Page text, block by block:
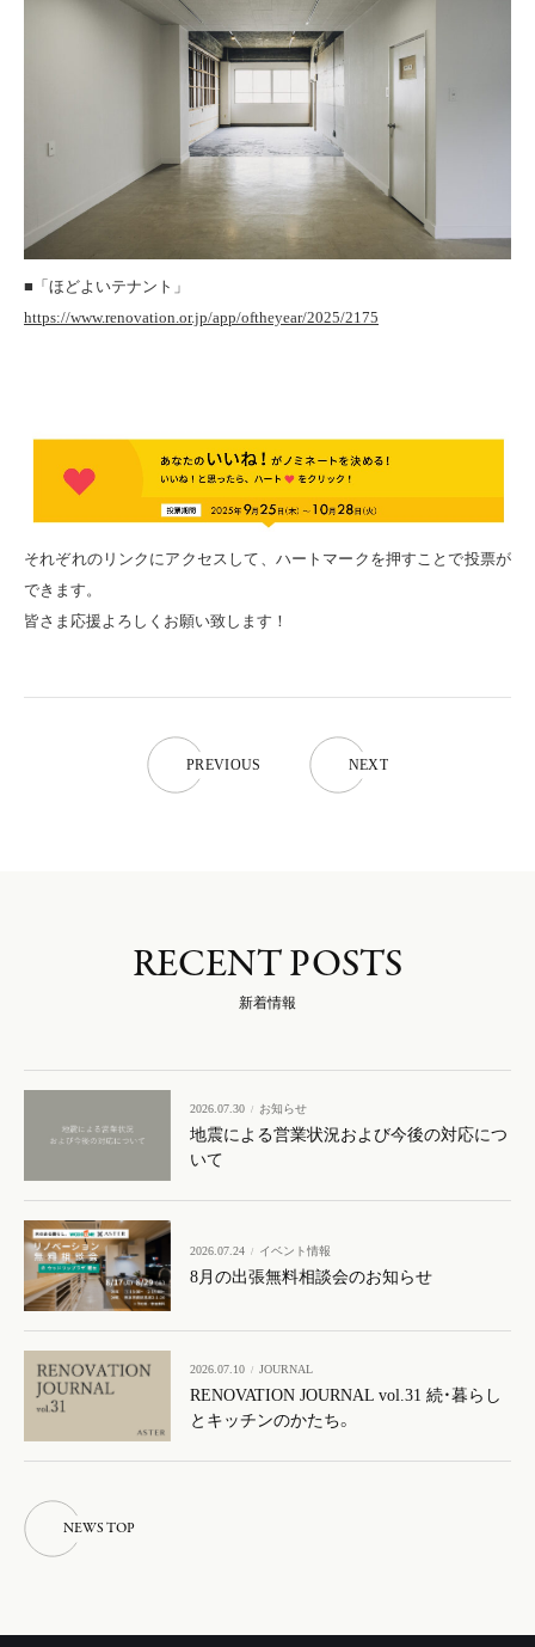
■「ほどよいテナント」
https://www.renovation.or.jp/app/oftheyear/2025/2175
それぞれのリンクにアクセスして、ハートマークを押すことで投票が
できます。
皆さま応援よろしくお願い致します！
PREVIOUS
PR
NEXT
NE
RECENT POSTS
新着情報
2026.07.30 お知らせ
地震による営業状況および今後の対応につ
いて
2026.07.24 イベント情報
8月の出張無料相談会のお知らせ
2026.07.10 JOURNAL
RENOVATION JOURNAL vol.31 続・暮らし
とキッチンのかたち。
NEWS TOP
NE